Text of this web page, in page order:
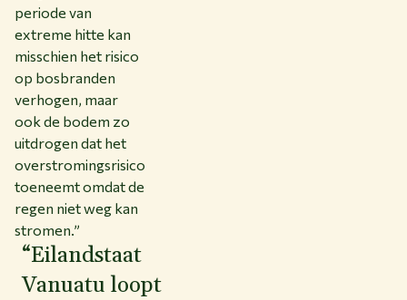
periode van
extreme hitte kan
misschien het risico
op bosbranden
verhogen, maar
ook de bodem zo
uitdrogen dat het
overstromingsrisico
toeneemt omdat de
regen niet weg kan
stromen.”
“Eilandstaat
Vanuatu loopt